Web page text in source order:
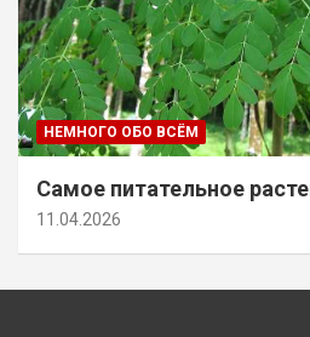
НЕМНОГО ОБО ВСЁМ
Самое питательное
11.04.2026